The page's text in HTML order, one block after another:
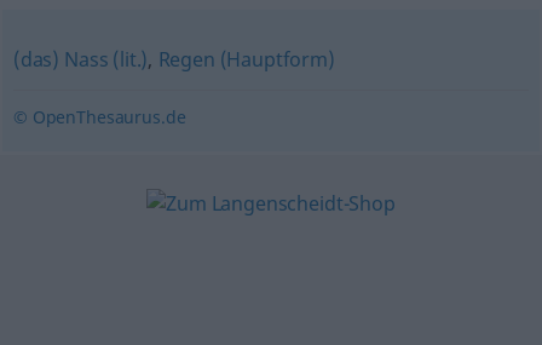
(das) Nass (lit.), Regen (Hauptform)
© OpenThesaurus.de